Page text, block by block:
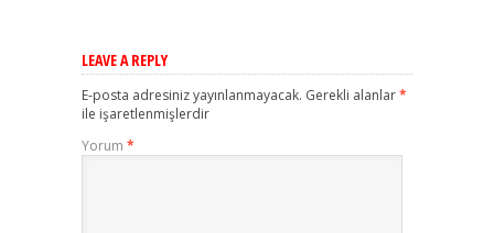
LEAVE A REPLY
E-posta adresiniz yayınlanmayacak. Gerekli alanlar*
ile işaretlenmişlerdir
Yorum *